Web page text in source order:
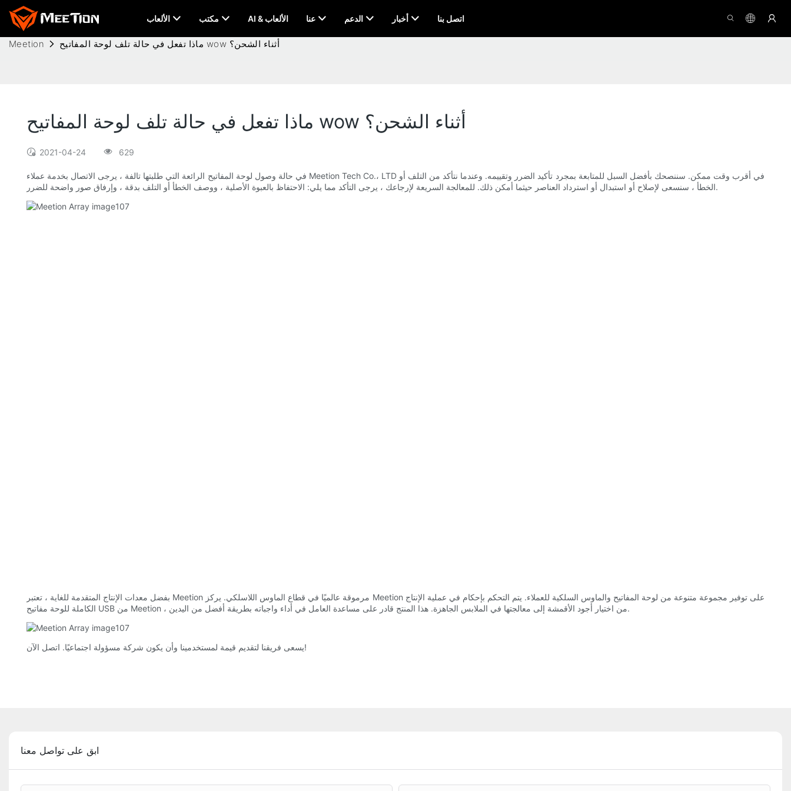
الألعاب مكتب AI & الألعاب عنا الدعم أخبار اتصل بنا
Meetion ماذا تفعل في حالة تلف لوحة المفاتيح wow أثناء الشحن؟
ماذا تفعل في حالة تلف لوحة المفاتيح wow أثناء الشحن؟
2021-04-24 629
في حالة وصول لوحة المفاتيح الرائعة التي طلبتها تالفة ، يرجى الاتصال بخدمة عملاء Meetion Tech Co.، LTD في أقرب وقت ممكن. سننصحك بأفضل السبل للمتابعة بمجرد تأكيد الضرر وتقييمه. وعندما نتأكد من التلف أو
الخطأ ، سنسعى لإصلاح أو استبدال أو استرداد العناصر حيثما أمكن ذلك. للمعالجة السريعة لإرجاعك ، يرجى التأكد مما يلي: الاحتفاظ بالعبوة الأصلية ، ووصف الخطأ أو التلف بدقة ، وإرفاق صور واضحة للضرر.
بفضل معدات الإنتاج المتقدمة للغاية ، تعتبر Meetion مرموقة عالميًا في قطاع الماوس اللاسلكي. يركز Meetion على توفير مجموعة متنوعة من لوحة المفاتيح والماوس السلكية للعملاء. يتم التحكم بإحكام في عملية الإنتاج
الكاملة للوحة مفاتيح USB من Meetion ، من اختيار أجود الأقمشة إلى معالجتها في الملابس الجاهزة. هذا المنتج قادر على مساعدة العامل في أداء واجباته بطريقة أفضل من اليدين.
يسعى فريقنا لتقديم قيمة لمستخدمينا وأن يكون شركة مسؤولة اجتماعيًا. اتصل الآن!
ابق على تواصل معنا